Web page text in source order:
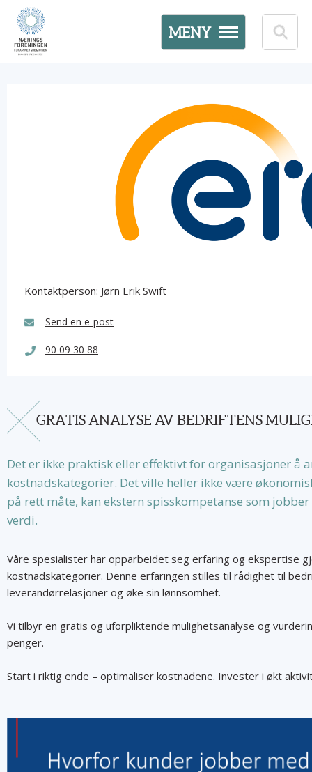
MENY
Kontaktperson: Jørn Erik Swift
Send en e-post
90 09 30 88
GRATIS ANALYSE AV BEDRIFTENS
Det er ikke praktisk eller effektivt for organisasjoner å
kostnadskategorier. Det ville heller ikke være
på rett måte, kan ekstern spisskompetanse som
verdi.
Våre spesialister har opparbeidet seg erfaring og ekspertise
kostnadskategorier. Denne erfaringen stilles til rådighet til
leverandørrelasjoner og øke sin lønnsomhet.
Vi tilbyr en gratis og uforpliktende mulighetsanalyse og
penger.
Start i riktig ende – optimaliser kostnadene. Invester i økt